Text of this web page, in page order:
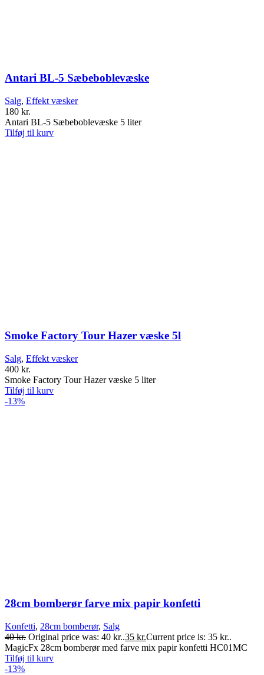
Antari BL-5 Sæbeboblevæske
Salg, Effekt væsker
180 kr.
Antari BL-5 Sæbeboblevæske 5 liter
Tilføj til kurv
Smoke Factory Tour Hazer væske 5l
Salg, Effekt væsker
400 kr.
Smoke Factory Tour Hazer væske 5 liter
Tilføj til kurv
-13%
28cm bomberør farve mix papir konfetti
Konfetti, 28cm bomberør, Salg
40kr. Original price was: 40 kr..35 kr.Current price is: 35 kr..
MagicFx 28cm bomberør med farve mix papir konfetti HC01MC
Tilføj til kurv
-13%